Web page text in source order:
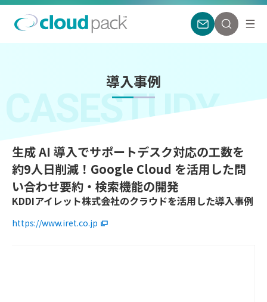
導入事例
CASESTUDY
生成 AI 導入でサポートデスク対応の工数を
約9人日削減！Google Cloud を活用した問
い合わせ要約・検索機能の開発
KDDIアイレット株式会社のクラウドを活用した導入事例
https://www.iret.co.jp